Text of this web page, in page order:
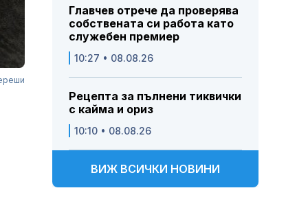
Главчев отрече да проверява
собствената си работа като
служебен премиер
10:27 • 08.08.26
Рецепта за пълнени тиквички
с кайма и ориз
10:10 • 08.08.26
ВИЖ ВСИЧКИ НОВИНИ